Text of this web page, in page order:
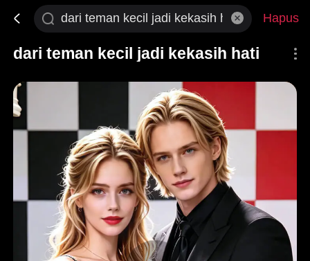
Hapus
dari teman kecil jadi kekasih hati